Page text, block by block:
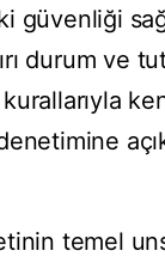
güvenliği
durum ve
temel